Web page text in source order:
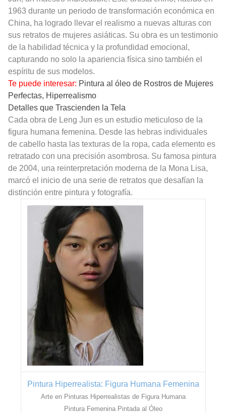
1963 durante un periodo de transformación económica en
China, ha logrado llevar el realismo a nuevas alturas con
sus retratos de mujeres asiáticas. Su obra es un testimonio
de la habilidad técnica y la profundidad emocional,
capturando no solo la apariencia física sino también el
espíritu de sus modelos.
Te puede interesar: Pintura al óleo de Rostros de Mujeres
Perfectas, Hiperrealismo
Detalles que Trascienden la Tela
Cada obra de Leng Jun es un estudio meticuloso de la
figura humana femenina. Desde las hebras individuales
de cabello hasta las texturas de la ropa, cada elemento es
retratado con una precisión asombrosa. Su famosa pintura
de 2004, una reinterpretación moderna de la Mona Lisa,
marcó el inicio de una serie de retratos que desafían la
distinción entre pintura y fotografía.
Pintura Hiperrealista: Figura Humana Femenina
Arte en Pinturas Hiperrealistas de Figura Humana
Pintura Femenina Pintada al Óleo